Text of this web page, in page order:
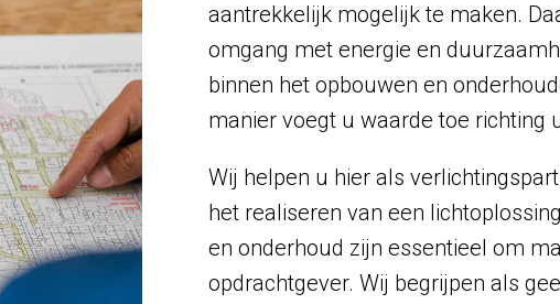
aantrekkelijk mogelijk te maken.
omgang met energie en
binnen het opbouwen en
manier voegt u waarde toe richting
Wij helpen u hier als
het realiseren van een
en onderhoud zijn essentieel om
opdrachtgever. Wij begrijpen als